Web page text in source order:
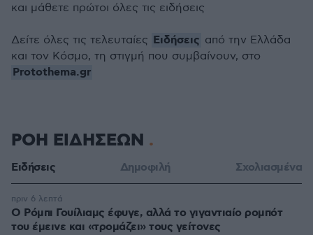
και μάθετε πρώτοι όλες τις ειδήσεις
Δείτε όλες τις τελευταίες Ειδήσεις από την Ελλάδα
και τον Κόσμο, τη στιγμή που συμβαίνουν, στο
Protothema.gr
ΡΟΗ ΕΙΔΗΣΕΩΝ
Ειδήσεις Δημοφιλή Σχολιασμένα
Ο Ρόμπι Γουίλιαμς έφυγε, αλλά το γιγαντιαίο ρομπότ
του έμεινε και «τρομάζει» τους γείτονες
πριν 6 λεπτά